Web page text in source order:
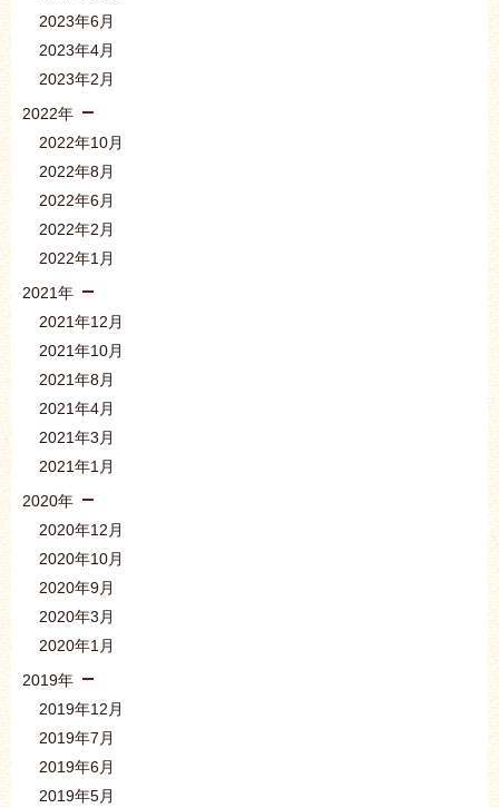
2023年6月
2023年4月
2023年2月
2022年
2022年10月
2022年8月
2022年6月
2022年2月
2022年1月
2021年
2021年12月
2021年10月
2021年8月
2021年4月
2021年3月
2021年1月
2020年
2020年12月
2020年10月
2020年9月
2020年3月
2020年1月
2019年
2019年12月
2019年7月
2019年6月
2019年5月